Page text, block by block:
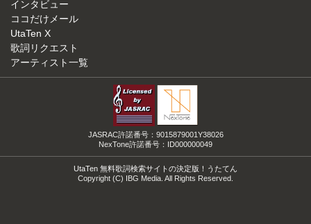
インタビュー
ココだけメール
UtaTen X
歌詞リクエスト
アーティスト一覧
JASRAC許諾番号：9015879001Y38026
NexTone許諾番号：ID000000049
UtaTen 無料歌詞検索サイトの決定版！うたてん
Copyright (C) IBG Media. All Rights Reserved.